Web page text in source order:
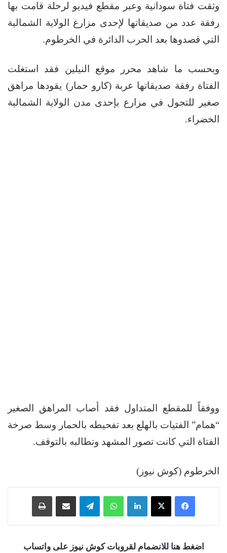
وثقت فتاة سودانية وعبر مقطع فيديو لرحلة قامت بها
رفقة عدد من صديقاتها لإحدى مزارع الولاية الشمالية
التي قصدوها بعد الحرب الدائرة في الخرطوم.
وبحسب ما شاهد محرر موقع النيلين فقد استغلت
الفتاة رفقة صديقاتها عربة (كارو حمار) يقودها مراهق
صغير للتجول في مزارع بإحدى مدن الولاية الشمالية
الخضراء.
ووفقاً للمقطع المتداول فقد أصاب المراهق الصغير
“همام” الفتيات بالهلع بعد تفحيطه بالحمار وسط صرخة
الفتاة التي كانت تصور المشهد وتطالبه بالتوقف.
الخرطوم (كوش نيوز)
فيسبوك ‫X لينكدإن واتساب تيلقرام
اضغط هنا للانضمام لقروبات كوش نيوز على واتساب